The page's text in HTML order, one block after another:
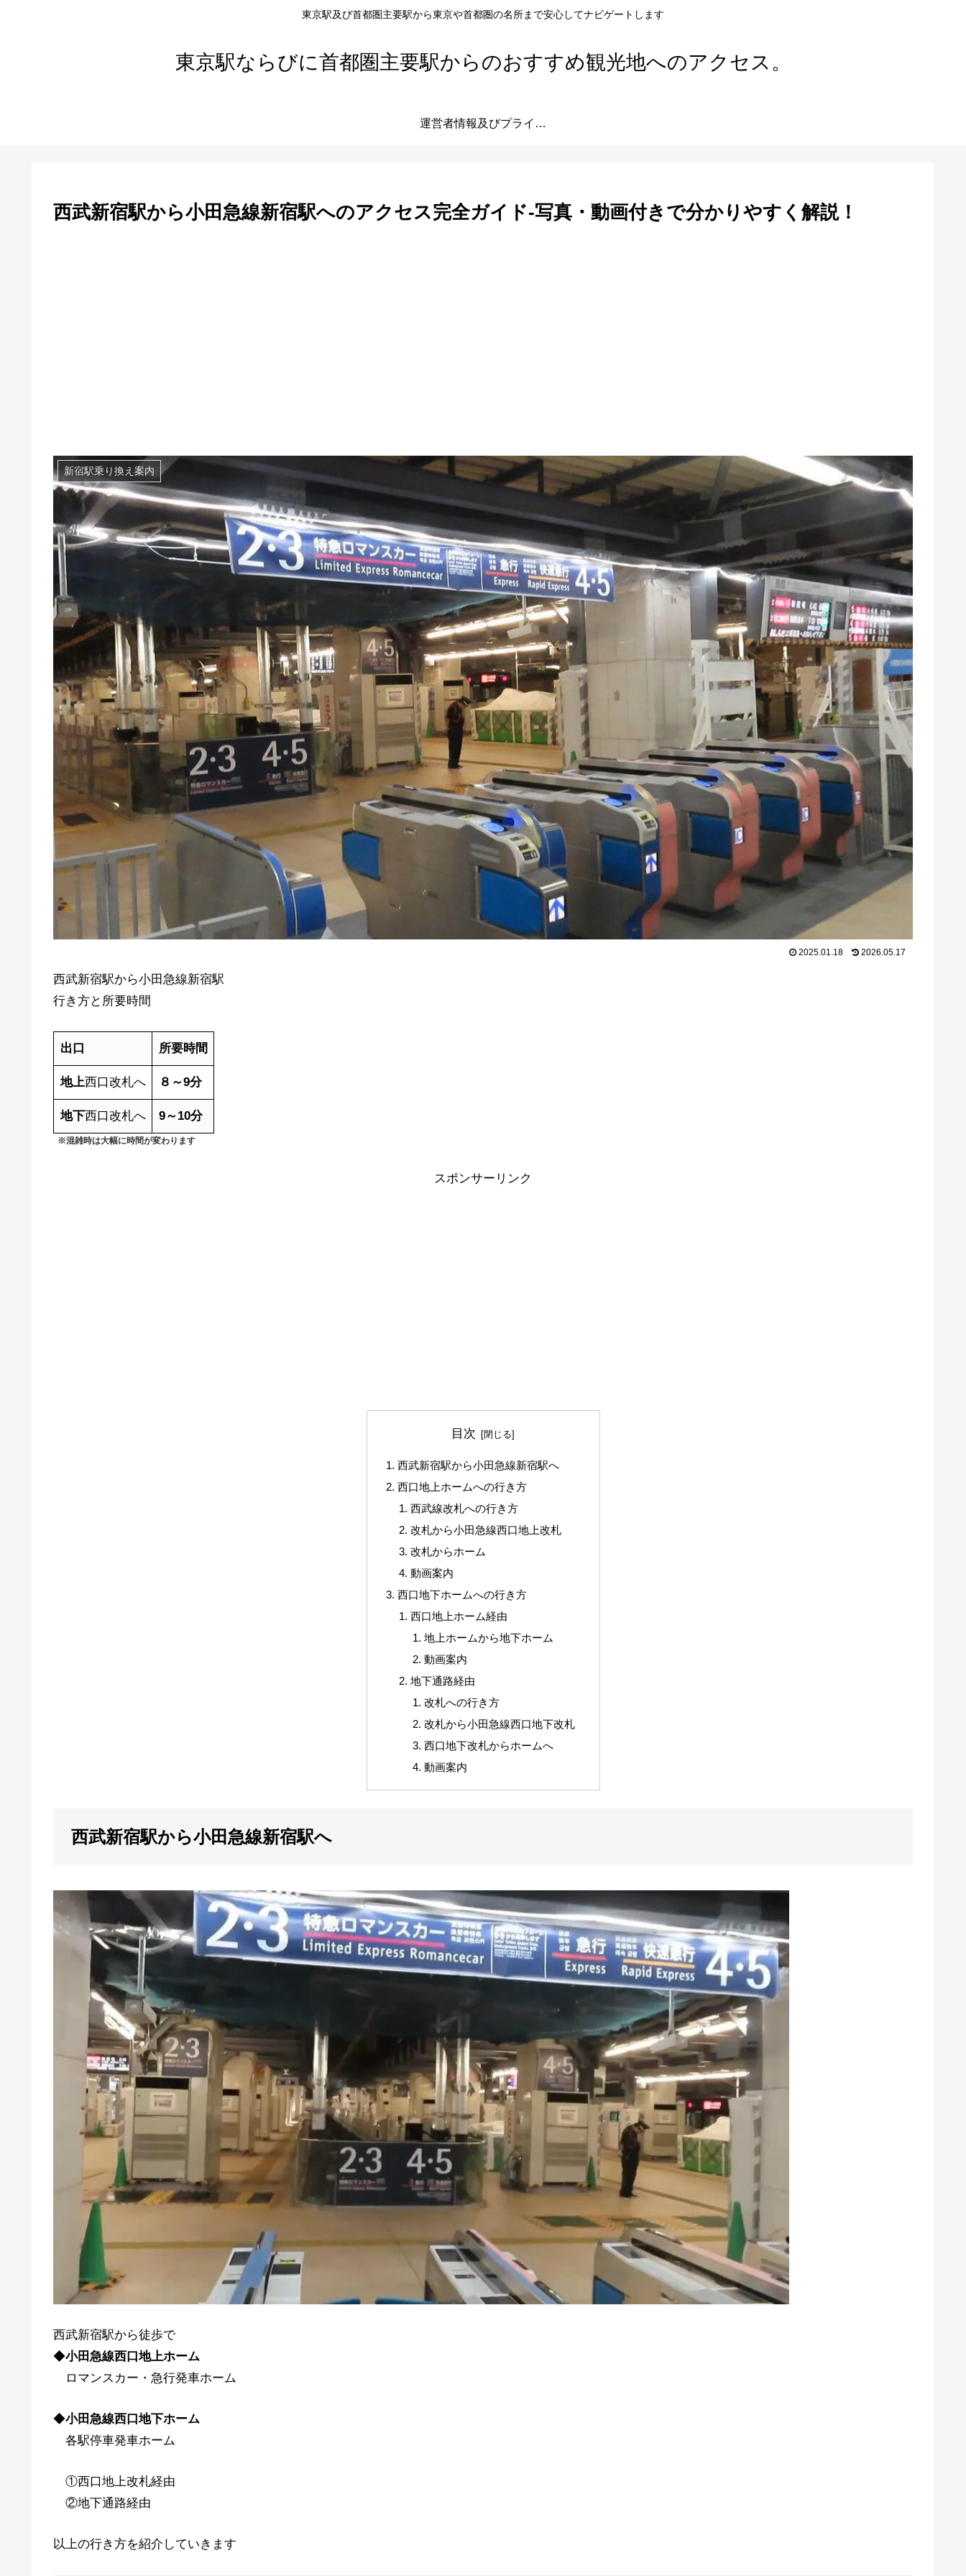
東京駅及び首都圏主要駅から東京や首都圏の名所まで安心してナビゲートします
東京駅ならびに首都圏主要駅からのおすすめ観光地へのアクセス。
運営者情報及びプライバシーポリシー
西武新宿駅から小田急線新宿駅へのアクセス完全ガイド-写真・動画付きで分かりやすく解説！
新宿駅乗り換え案内
2025.01.18 2026.05.17
西武新宿駅から小田急線新宿駅
行き方と所要時間
出口 所要時間
地上西口改札へ ８～9分
地下西口改札へ 9～10分
※混雑時は大幅に時間が変わります
スポンサーリンク
目次
西武新宿駅から小田急線新宿駅へ
西口地上ホームへの行き方
西武線改札への行き方
改札から小田急線西口地上改札
改札からホーム
動画案内
西口地下ホームへの行き方
西口地上ホーム経由
地上ホームから地下ホーム
動画案内
地下通路経由
改札への行き方
改札から小田急線西口地下改札
西口地下改札からホームへ
動画案内
西武新宿駅から小田急線新宿駅へ
西武新宿駅から徒歩で
◆小田急線西口地上ホーム
ロマンスカー・急行発車ホーム
◆小田急線西口地下ホーム
各駅停車発車ホーム
①西口地上改札経由
②地下通路経由
以上の行き方を紹介していきます